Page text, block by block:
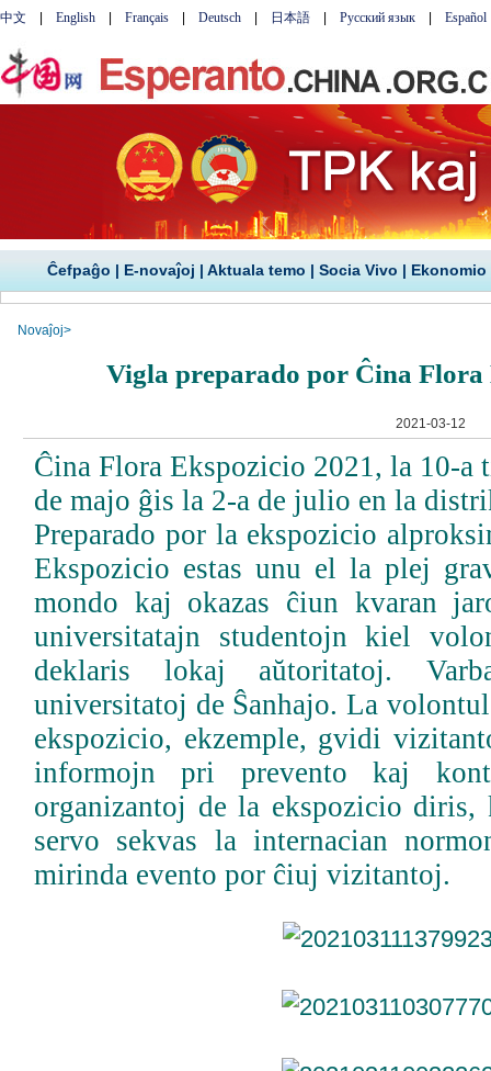
Ĉefpaĝo | E-novaĵoj | Aktuala temo | Socia Vivo | Ekonomio
Novaĵoj>
Vigla preparado por Ĉina Flora
2021-03-12
Ĉina Flora Ekspozicio 2021, la 10-a
de majo ĝis la 2-a de julio en la
Preparado por la ekspozicio
Ekspozicio estas unu el la plej
mondo kaj okazas ĉiun kvaran
universitatajn studentojn kiel
deklaris lokaj aŭtoritatoj.
universitatoj de Ŝanhajo. La
ekspozicio, ekzemple, gvidi
informojn pri prevento kaj
organizantoj de la ekspozicio
servo sekvas la internacian
mirinda evento por ĉiuj vizitantoj.